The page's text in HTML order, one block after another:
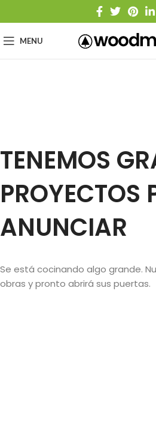
MENU
TENEMOS
PROYECTOS
ANUNCIAR
Se está cocinando algo grande.
obras y pronto abrirá sus puertas.